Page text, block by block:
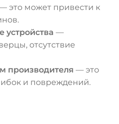
это может привести к
устройства —
отсутствие
производителя — это
и повреждений.